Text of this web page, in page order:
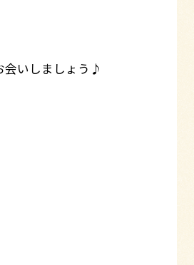
会いしましょう♪